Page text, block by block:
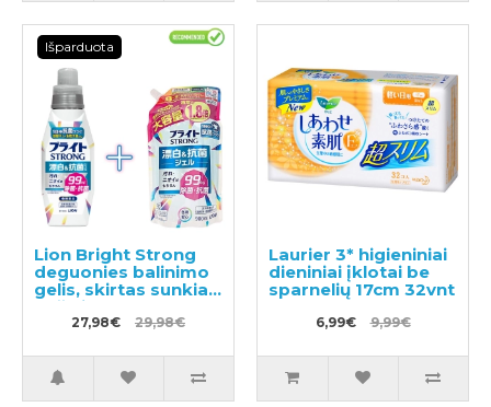
Išparduota
Lion Bright Strong
deguonies balinimo
gelis, skirtas sunkiai
pašalinamoms
dėmėms,
antibakteriniu
poveikiu 510ml +
27,98€ 29,98€
Laurier 3* higieniniai
dieniniai įklotai be
sparnelių 17cm 32vnt
6,99€ 9,99€